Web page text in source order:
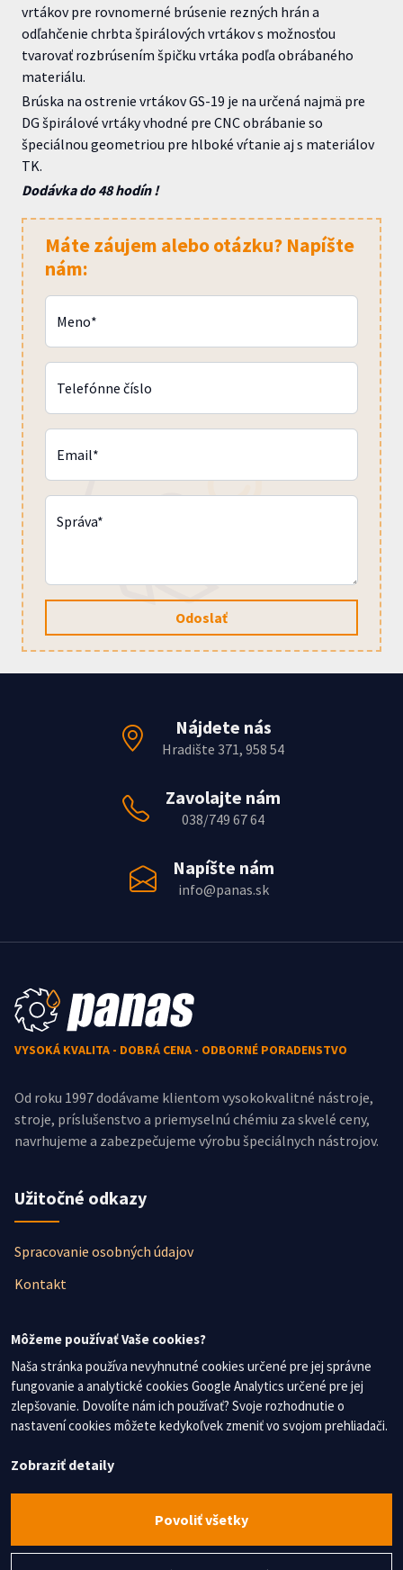
Môžeme používať Vaše cookies?
Naša stránka používa nevyhnutné cookies určené pre jej správne
fungovanie a analytické cookies Google Analytics určené pre jej
zlepšovanie. Dovolíte nám ich používať? Svoje rozhodnutie o
nastavení cookies môžete kedykoľvek zmeniť vo svojom prehliadači.
Zobraziť detaily
Povoliť všetky
vrtákov pre rovnomerné brúsenie rezných hrán a
odľahčenie chrbta špirálových vrtákov s možnosťou
tvarovať rozbrúsením špičku vrtáka podľa obrábaného
materiálu.
Brúska na ostrenie vrtákov GS-19 je na určená najmä pre
DG špirálové vrtáky vhodné pre CNC obrábanie so
špeciálnou geometriou pre hlboké vŕtanie aj s materiálov
TK.
Dodávka do 48 hodín !
Máte záujem alebo otázku? Napíšte
nám:
Meno*
Telefónne číslo
Email*
Správa*
Odoslať
Nájdete nás
Hradište 371, 958 54
Zavolajte nám
038/749 67 64
Napíšte nám
info@panas.sk
VYSOKÁ KVALITA - DOBRÁ CENA - ODBORNÉ PORADENSTVO
Od roku 1997 dodávame klientom vysokokvalitné nástroje,
stroje, príslušenstvo a priemyselnú chémiu za skvelé ceny,
navrhujeme a zabezpečujeme výrobu špeciálnych nástrojov.
Užitočné odkazy
Spracovanie osobných údajov
Kontakt
Newsletter
Nezmeškajte žiadne novinky, prihláste sa na odber
newslettera.
Chcem dostávať najnovšie informácie